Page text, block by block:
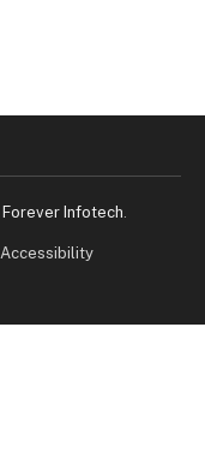
Forever Infotech
Accessibility